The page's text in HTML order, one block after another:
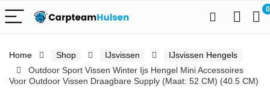
0
Home Shop IJsvissen
IJsvissen Hengels
Outdoor Sport Vissen Winter Ijs Hengel Mini Accessoires
Voor Outdoor Vissen Draagbare Supply (Maat: 52 CM) (40.5 CM)